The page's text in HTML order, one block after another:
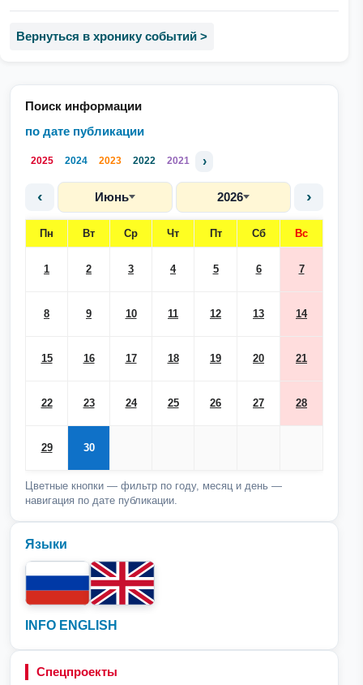
Поиск информации
по дате публикации
2025 2024 2023 2022 2021 ›
‹ Июнь 2026 ›
Пн Вт Ср Чт Пт Сб Вс
1 2 3 4 5 6 7
8 9 10 11 12 13 14
15 16 17 18 19 20 21
22 23 24 25 26 27 28
29 30
Цветные кнопки — фильтр по году, месяц и день —
навигация по дате публикации.
Языки
INFO ENGLISH
Спецпроекты
Вернуться в хронику событий >